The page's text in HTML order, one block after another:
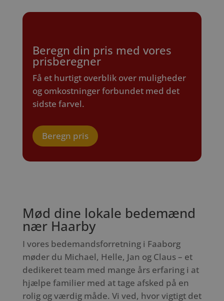
Beregn din pris med vores
prisberegner
Få et hurtigt overblik over muligheder
og omkostninger forbundet med det
sidste farvel.
Beregn pris
Mød dine lokale bedemænd
nær Haarby
I vores bedemandsforretning i Faaborg
møder du Michael, Helle, Jan og Claus – et
dedikeret team med mange års erfaring i at
hjælpe familier med at tage afsked på en
rolig og værdig måde. Vi ved, hvor vigtigt det